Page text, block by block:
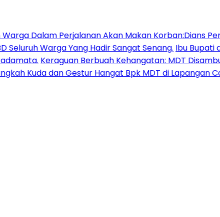
Dalam Perjalanan Akan Makan Korban:Dians
Seluruh Warga Yang Hadir Sangat Senang. Ibu Bupati
Keraguan Berbuah Kehangatan: MDT
Kuda dan Gestur Hangat Bpk MDT di Lapangan